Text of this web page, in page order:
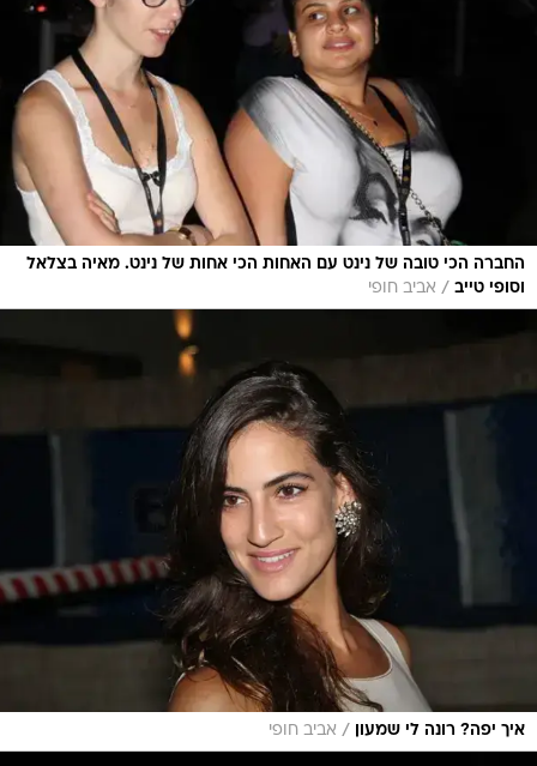
החברה הכי טובה של נינט עם האחות הכי אחות של נינט. מאיה בצלאל
וסופי טייב / אביב חופי
איך יפה? רונה לי שמעון / אביב חופי